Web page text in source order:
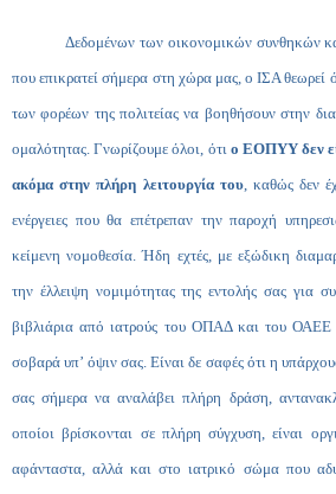
Δεδομένων των οικονομικών συνθηκών και
που επικρατεί σήμερα στη χώρα μας, ο ΙΣΑ θεωρεί
των φορέων της πολιτείας να βοηθήσουν στην
ομαλότητας. Γνωρίζουμε όλοι, ότι ο ΕΟΠΥΥ δεν
ακόμα στην πλήρη λειτουργία του, καθώς δεν
ενέργειες που θα επέτρεπαν την παροχή
κείμενη νομοθεσία. Ήδη εχτές, με εξώδικη
την έλλειψη νομιμότητας της εντολής σας για
βιβλιάρια από ιατρούς του ΟΠΑΔ και του ΟΑΕΕ
σοβαρά υπ’ όψιν σας. Είναι δε σαφές ότι η
σας σήμερα να αναλάβει πλήρη δράση,
οποίοι βρίσκονται σε πλήρη σύγχυση, είναι
αφάνταστα, αλλά και στο ιατρικό σώμα που